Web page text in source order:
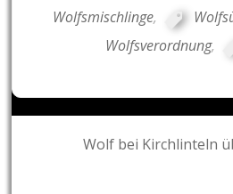
Wolfsmischlinge,
Wolfsverordnung,
Wolf bei Kirchlinteln